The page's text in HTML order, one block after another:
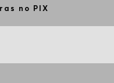
no PIX